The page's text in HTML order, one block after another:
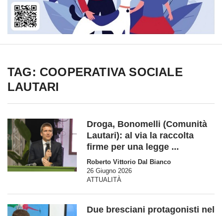
TAG: COOPERATIVA SOCIALE
LAUTARI
Droga, Bonomelli (Comunità
Lautari): al via la raccolta
firme per una legge ...
Roberto Vittorio Dal Bianco
26 Giugno 2026
ATTUALITÀ
Due bresciani protagonisti nel